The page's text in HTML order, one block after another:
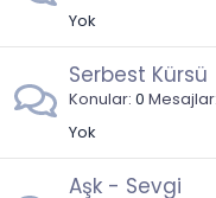
Yok
Serbest Kürsü
Konular 0 Mesajlar
Yok
Aşk - Sevgi